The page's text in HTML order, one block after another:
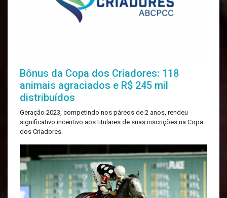
Bônus da Copa dos Criadores: 118
animais agraciados e R$ 245 mil
distribuídos
Geração 2023, competindo nos páreos de 2 anos, rendeu
significativo incentivo aos titulares de suas inscrições na Copa
dos Criadores.